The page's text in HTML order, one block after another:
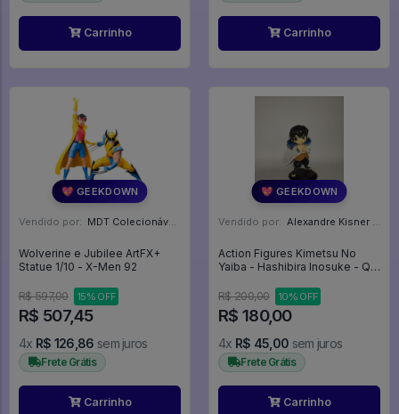
Carrinho Carrinho
💖 GEEKDOWN
Vendido por: MDT Colecionáveis - DF
Wolverine e Jubilee ArtFX+
Statue 1/10 - X-Men 92
R$ 597,00 15% OFF
R$ 507,45
4x R$ 126,86 sem juros
Frete Grátis
Carrinho
💖 GEEKDOWN
Vendido por: Alexandre Kisner - PR
Action Figures Kimetsu No
Yaiba - Hashibira Inosuke - Q
Demon Slayer: Kimetsu No
Yaiba
R$ 200,00 10% OFF
R$ 180,00
4x R$ 45,00 sem juros
Frete Grátis
Carrinho